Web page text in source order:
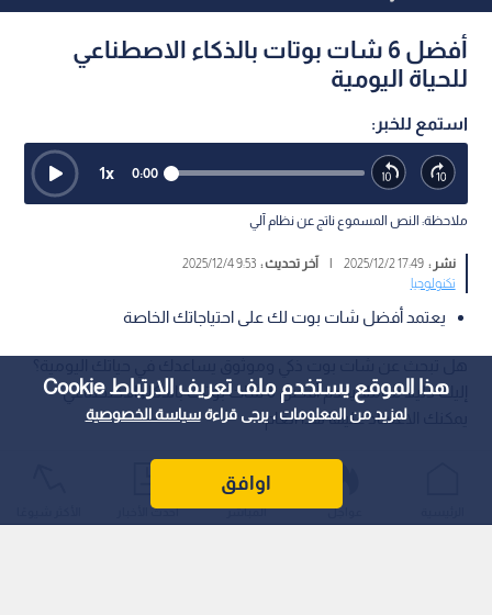
هذا الموقع يستخدم ملف تعريف الارتباط Cookie
لمزيد من المعلومات ، يرجى قراءةسياسة الخصوصية
اوافق
أفضل 6 شات بوتات بالذكاء الاصطناعي
للحياة اليومية
استمع للخبر:
0:00
1x
ملاحظة: النص المسموع ناتج عن نظام آلي
نشر :17:49 2025/12/2
| آخر تحديث :9:53 2025/12/4
تكنولوجيا
يعتمد أفضل شات بوت لك على احتياجاتك الخاصة
إليك دليلا شاملا يقدم أفضل 6 شات بوتات بالذكاء الاصطناعي
يمكنك الاعتماد عليها هذا العام.
عواجل المباشر أحدث الأخبار